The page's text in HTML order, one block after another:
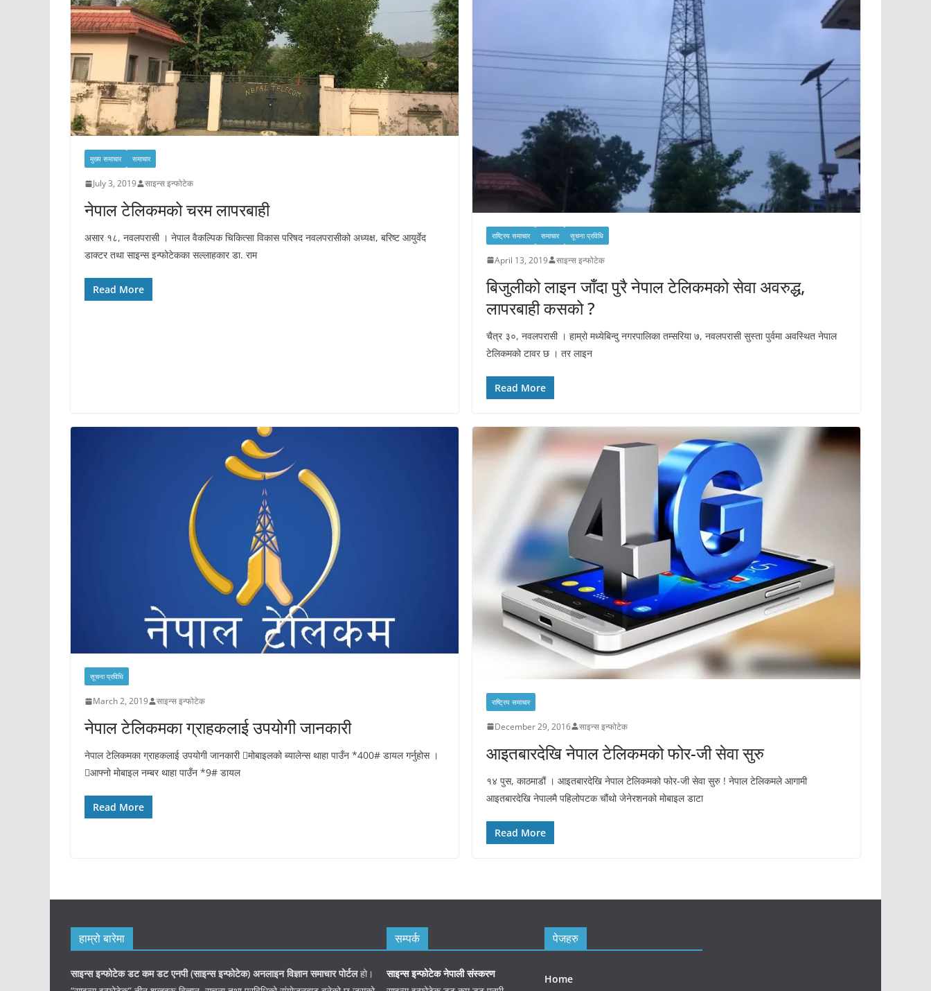
मुख्य समाचार समाचार
July 3, 2019 साइन्स इन्फोटेक
नेपाल टेलिकमको चरम लापरबाही
असार १८, नवलपरासी । नेपाल वैकल्पिक चिकित्सा विकास परिषद नवलपरासीको अध्यक्ष, बरिष्ट आयुर्वेद
डाक्टर तथा साइन्स इन्फोटेकका सल्लाहकार डा. राम
Read More
राष्ट्रिय समाचार समाचार सूचना प्रविधि
April 13, 2019 साइन्स इन्फोटेक
बिजुलीको लाइन जाँदा पुरै नेपाल टेलिकमको सेवा अवरुद्ध,
लापरबाही कसको ?
चैत्र ३०, नवलपरासी । हाम्रो मध्येबिन्दु नगरपालिका तम्सरिया ७, नवलपरासी सुस्ता पुर्वमा अवस्थित नेपाल
टेलिकमको टावर छ । तर लाइन
Read More
सूचना प्रविधि
March 2, 2019 साइन्स इन्फोटेक
नेपाल टेलिकमका ग्राहकलाई उपयोगी जानकारी
नेपाल टेलिकमका ग्राहकलाई उपयोगी जानकारी मोबाइलको ब्यालेन्स थाहा पाउँन *400# डायल गर्नुहोस ।
आफ्नो मोबाइल नम्बर थाहा पाउँन *9# डायल
Read More
राष्ट्रिय समाचार
December 29, 2016 साइन्स इन्फोटेक
आइतबारदेखि नेपाल टेलिकमको फोर-जी सेवा सुरु
१४ पुस, काठमाडौं । आइतबारदेखि नेपाल टेलिकमको फोर-जी सेवा सुरु ! नेपाल टेलिकमले आगामी
आइतबारदेखि नेपालमै पहिलोपटक चौंथो जेनेरशनको मोबाइल डाटा
Read More
हाम्रो बारेमा
साइन्स इन्फोटेक डट कम डट एनपी (साइन्सइन्फोटेक) अनलाइन विज्ञान समाचार पोर्टलहो।
सम्पर्क
साइन्स इन्फोटेक नेपाली संस्करण
पेजहरु
Home